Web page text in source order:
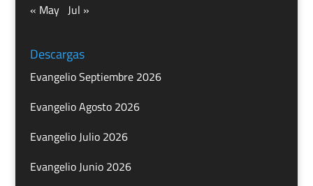
« May Jul »
Descargas
Evangelio Septiembre 2026
Evangelio Agosto 2026
Evangelio Julio 2026
Evangelio Junio 2026